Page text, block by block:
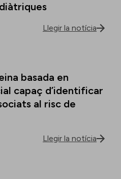
Llegir la notícia
basada en
capaç d’identificar
al risc de
Llegir la notícia